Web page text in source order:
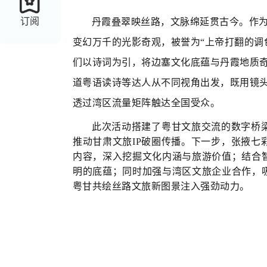
订阅
丹霞叠翠映丝路，文脉绵延贯古今。作
变幻万千的光影奇观，被誉为“上帝打翻的
们以诗词为引，将边塞文化底蕴与丹霞地质
道粤语读诗等达人从不同视角出发，既用镜
透过湾区流量矩阵触达全国受众。
此次活动搭建了粤甘文旅交流的数字
推动甘肃文旅IP破圈传播。下一步，张掖
内容，深入挖掘文化内涵与旅游价值；结
明的底蕴；同时加强与湾区文旅企业合作
粤甘共绘丝路文旅新图景注入强劲动力。